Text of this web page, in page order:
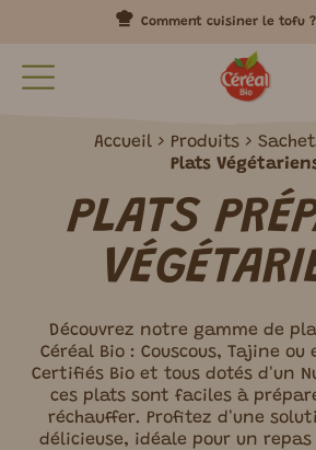
Comment cuisiner le tofu
Accueil Produits
Plats
PLATS
Découvrez notre gamme de
Céréal Bio : Couscous, Tajine ou
Certifiés Bio et tous dotés d'un
ces plats sont faciles à
réchauffer. Profitez d'une
délicieuse, idéale pour un repas